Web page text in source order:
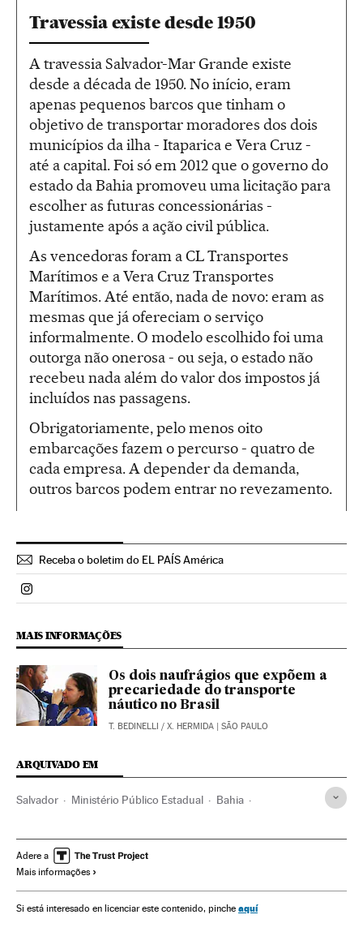
Travessia existe desde 1950
A travessia Salvador-Mar Grande existe
desde a década de 1950. No início, eram
apenas pequenos barcos que tinham o
objetivo de transportar moradores dos dois
municípios da ilha - Itaparica e Vera Cruz -
até a capital. Foi só em 2012 que o governo do
estado da Bahia promoveu uma licitação para
escolher as futuras concessionárias -
justamente após a ação civil pública.
As vencedoras foram a CL Transportes
Marítimos e a Vera Cruz Transportes
Marítimos. Até então, nada de novo: eram as
mesmas que já ofereciam o serviço
informalmente. O modelo escolhido foi uma
outorga não onerosa - ou seja, o estado não
recebeu nada além do valor dos impostos já
incluídos nas passagens.
Obrigatoriamente, pelo menos oito
embarcações fazem o percurso - quatro de
cada empresa. A depender da demanda,
outros barcos podem entrar no revezamento.
Receba o boletim do EL PAÍS América
Politica El País Brasil en Instagram
MAIS INFORMAÇÕES
Os dois naufrágios que expõem a
precariedade do transporte
náutico no Brasil
T. BEDINELLI / X. HERMIDA | SÃO PAULO
ARQUIVADO EM
Salvador Ministério Público Estadual Bahia
Acidentes Procuradoria
América do Sul
América Justiça
Adere a
Mais informações
Si está interesado en licenciar este contenido, pinche aquí